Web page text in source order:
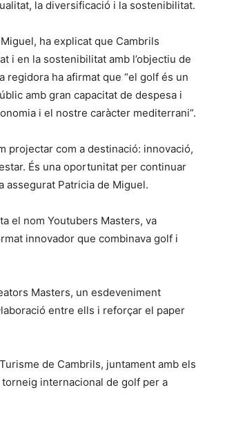
la diversificació i la sostenibilitat.
ha explicat que Cambrils
i en la sostenibilitat amb l’objectiu de
regidora ha afirmat que “el golf és un
amb gran capacitat de despesa i
i el nostre caràcter mediterrani”.
projectar com a destinació: innovació,
És una oportunitat per continuar
assegurat Patricia de Miguel.
el nom Youtubers Masters, va
innovador que combinava golf i
Masters, un esdeveniment
entre ells i reforçar el paper
de Cambrils, juntament amb els
internacional de golf per a